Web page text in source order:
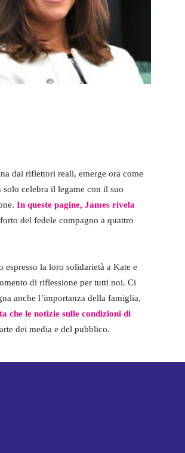
dai riflettori reali, emerge ora come
celebra il legame con il suo
In queste pagine, James rivela
del fedele compagno a quattro
la loro solidarietà a Kate e
di riflessione per tutti noi. Ci
anche l’importanza della famiglia,
che le notizie sulle condizioni di
dei media e del pubblico.